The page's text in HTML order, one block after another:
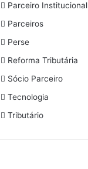
Parceiro Institucional
Parceiros
Perse
Reforma Tributária
Sócio Parceiro
Tecnologia
Tributário